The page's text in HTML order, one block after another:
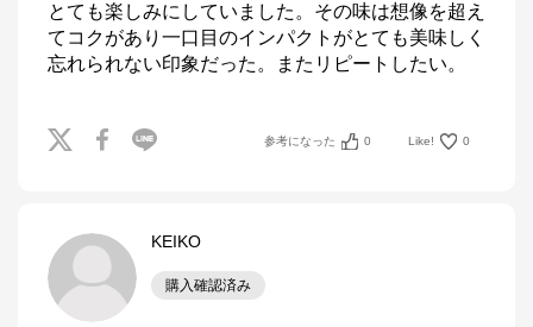
とても楽しみにしていました。その味は想像を超え
てコクがあり一口目のインパクトがとても美味しく
忘れられない印象だった。またリピートしたい。
参考になった 0 Like! 0
KEIKO
購入確認済み